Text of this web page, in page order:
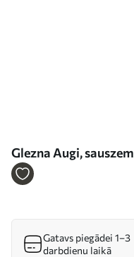
Glezna Augi,
s21746
Gatavs piegādei 1–3
darbdienu laikā